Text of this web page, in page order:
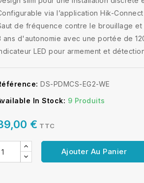
via l’application Hik-
de fréquence contre le brouillage et
ans d'autonomie avec une portée de
LED pour armement et
DS-PDMCS-EG2-WE
In Stock: 9 Produits
€ TTC
Ajouter Au Panier